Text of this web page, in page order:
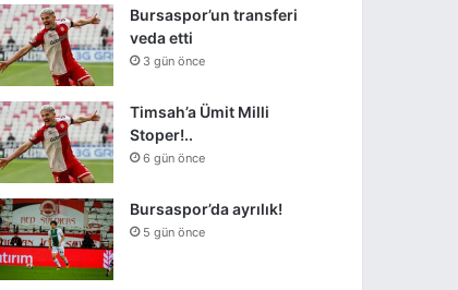
Bursaspor’un transferi
veda etti
3 gün önce
Timsah’a Ümit Milli
Stoper!..
6 gün önce
Bursaspor’da ayrılık!
5 gün önce